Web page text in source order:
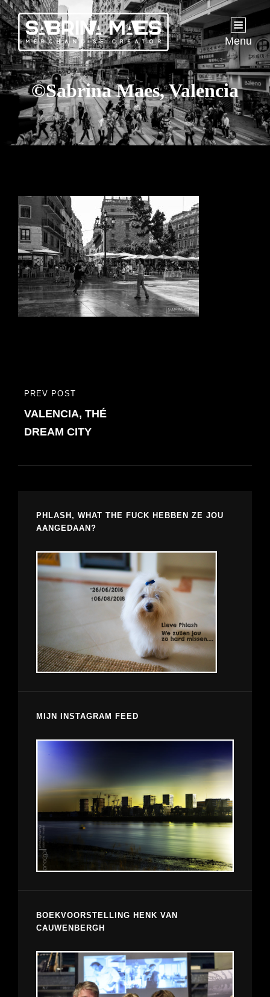
Menu
©Sabrina Maes, Valencia
Bericht
navigatie
PREVIOUS
POST
PREV POST
VALENCIA, THÉ
DREAM CITY
PHLASH, WHAT THE FUCK HEBBEN ZE JOU
AANGEDAAN?
MIJN INSTAGRAM FEED
BOEKVOORSTELLING HENK VAN
CAUWENBERGH